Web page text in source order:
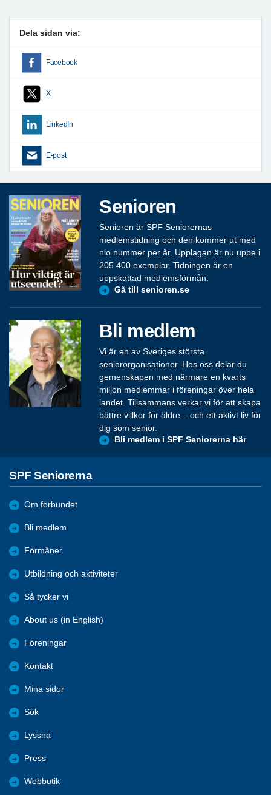
Dela sidan via:
Facebook
X
LinkedIn
E-post
Senioren
Senioren är SPF Seniorernas
medlemstidning och den kommer ut med
nio nummer per år. Upplagan är nu uppe i
205 400 exemplar. Tidningen är en
uppskattad medlemsförmån.
Gå till senioren.se
Bli medlem
Vi är en av Sveriges största
seniororganisationer. Hos oss delar du
gemenskapen med närmare en kvarts
miljon medlemmar i föreningar över hela
landet. Tillsammans verkar vi för att skapa
bättre villkor för äldre – och ett aktivt liv för
dig som senior.
Bli medlem i SPF Seniorerna här
SPF Seniorerna
Om förbundet
Bli medlem
Förmåner
Utbildning och aktiviteter
Så tycker vi
About us (in English)
Föreningar
Kontakt
Mina sidor
Sök
Lyssna
Press
Webbutik